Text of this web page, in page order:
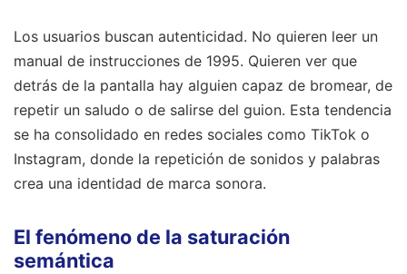
Los usuarios buscan autenticidad. No quieren leer un
manual de instrucciones de 1995. Quieren ver que
detrás de la pantalla hay alguien capaz de bromear, de
repetir un saludo o de salirse del guion. Esta tendencia
se ha consolidado en redes sociales como TikTok o
Instagram, donde la repetición de sonidos y palabras
crea una identidad de marca sonora.
El fenómeno de la saturación
semántica